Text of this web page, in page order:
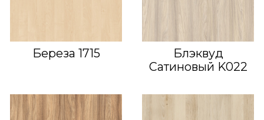
Береза 1715
Блэквуд
Сатиновый K022